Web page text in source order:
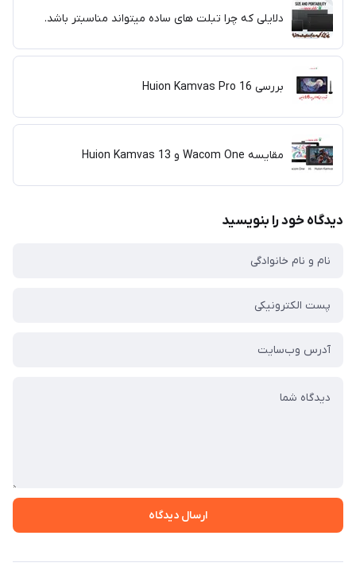
دلایلی که چرا تبلت های ساده میتواند مناسبتر باشد.
بررسی Huion Kamvas Pro 16
مقایسه Wacom One و Huion Kamvas 13
دیدگاه خود را بنویسید
ارسال دیدگاه